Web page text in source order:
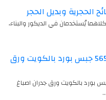
الحجرية وبديل الحجر
يُستخدمان في الديكور والبناء،
اصباغ الكويت 56510526 جبس بورد بالكويت ورق
الكويت 56510526 جبس بورد بالكويت ورق جدران اصباغ